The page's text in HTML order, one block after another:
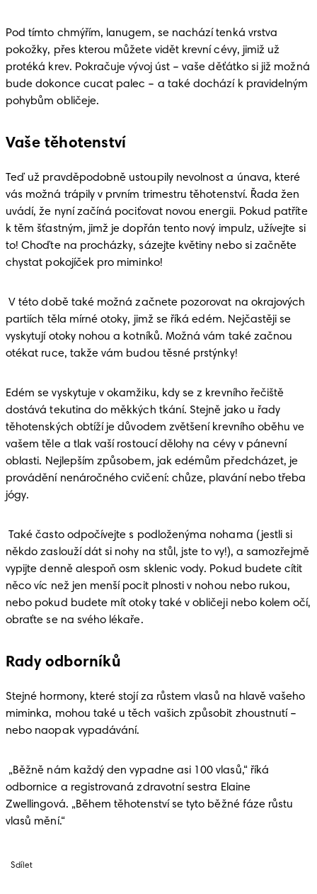
Pod tímto chmýřím, lanugem, se nachází tenká vrstva
pokožky, přes kterou můžete vidět krevní cévy, jimiž už
protéká krev. Pokračuje vývoj úst – vaše děťátko si již možná
bude dokonce cucat palec – a také dochází k pravidelným
pohybům obličeje.
Vaše těhotenství
Teď už pravděpodobně ustoupily nevolnost a únava, které
vás možná trápily v prvním trimestru těhotenství. Řada žen
uvádí, že nyní začíná pociťovat novou energii. Pokud patříte
k těm šťastným, jimž je dopřán tento nový impulz, užívejte si
to! Choďte na procházky, sázejte květiny nebo si začněte
chystat pokojíček pro miminko!
V této době také možná začnete pozorovat na okrajových
partiích těla mírné otoky, jimž se říká edém. Nejčastěji se
vyskytují otoky nohou a kotníků. Možná vám také začnou
otékat ruce, takže vám budou těsné prstýnky!
Edém se vyskytuje v okamžiku, kdy se z krevního řečiště
dostává tekutina do měkkých tkání. Stejně jako u řady
těhotenských obtíží je důvodem zvětšení krevního oběhu ve
vašem těle a tlak vaší rostoucí dělohy na cévy v pánevní
oblasti. Nejlepším způsobem, jak edémům předcházet, je
provádění nenáročného cvičení: chůze, plavání nebo třeba
jógy.
Také často odpočívejte s podloženýma nohama (jestli si
někdo zaslouží dát si nohy na stůl, jste to vy!), a samozřejmě
vypijte denně alespoň osm sklenic vody. Pokud budete cítit
něco víc než jen menší pocit plnosti v nohou nebo rukou,
nebo pokud budete mít otoky také v obličeji nebo kolem očí,
obraťte se na svého lékaře.
Rady odborníků
Stejné hormony, které stojí za růstem vlasů na hlavě vašeho
miminka, mohou také u těch vašich způsobit zhoustnutí –
nebo naopak vypadávání.
odbornice a registrovaná zdravotní sestra Elaine
Zwellingová. „Během těhotenství se tyto běžné fáze růstu
vlasů mění.“
Sdílet